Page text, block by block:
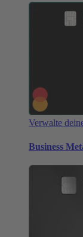
Verwalte
Business